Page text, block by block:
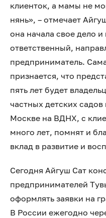
клиенток, а мамы не
нянь», – отмечает
она начала свое дело
ответственный,
предприниматель.
признается, что
пять лет будет
частных детских садов
Москве на ВДНХ, с
много лет, помнят и
вклад в развитие и
Сегодня Айгуш Сат
предпринимателей
оформлять заявки на
В России ежегодно